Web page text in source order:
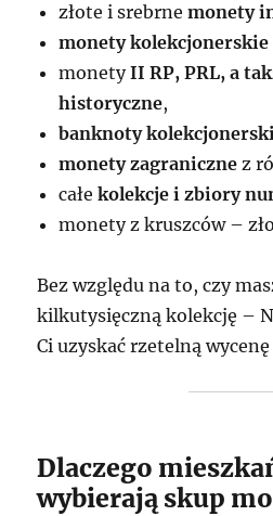
złote i srebrnemonety
monety kolekcjonerskie
monetyII RP, PRL, a
historyczne,
banknoty
monety zagraniczne z
całekolekcje i zbiory
monety z kruszców –
Bez względu na to, czy
kilkutysięczną kolekcję –
Ci uzyskać rzetelną
Dlaczego
wybierają skup